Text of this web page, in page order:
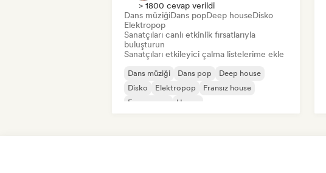
> 1800 cevap verildi
Dans müziğiDans popDeep houseDisko
Elektropop
Sanatçıları canlı etkinlik fırsatlarıyla
buluşturun
Sanatçıları etkileyici çalma listelerime ekle
Dans müziği Dans pop
Deep house
Disko
Elektropop
Fransız house
Fransız pop
House